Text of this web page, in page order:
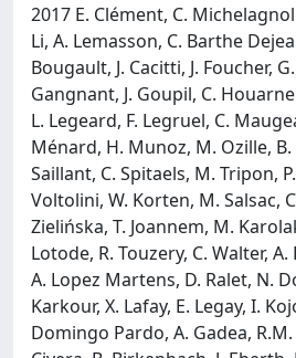
2017 E. Clément, C.
Li, A. Lemasson, C. Barthe
Bougault, J. Cacitti, J. Foucher,
Gangnant, J. Goupil, C.
L. Legeard, F. Legruel, C.
Ménard, H. Munoz, M. Ozille, B.
Saillant, C. Spitaels, M. Tripon,
Voltolini, W. Korten, M. Salsac,
Zielińska, T. Joannem, M.
Lotode, R. Touzery, C. Walter,
A. Lopez Martens, D. Ralet, N.
Karkour, X. Lafay, E. Legay, I.
Domingo Pardo, A. Gadea, R.M.